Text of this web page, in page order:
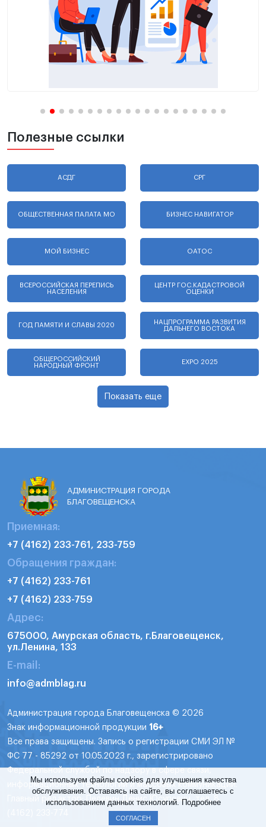
Полезные ссылки
АСДГ СРГ
ОБЩЕСТВЕННАЯ ПАЛАТА МО БИЗНЕС НАВИГАТОР
МОЙ БИЗНЕС ОАТОС
ВСЕРОССИЙСКАЯ ПЕРЕПИСЬ
НАСЕЛЕНИЯ
ЦЕНТР ГОС.КАДАСТРОВОЙ
ОЦЕНКИ
ГОД ПАМЯТИ И СЛАВЫ 2020
НАЦПРОГРАММА РАЗВИТИЯ
ДАЛЬНЕГО ВОСТОКА
ОБЩЕРОССИЙСКИЙ
НАРОДНЫЙ ФРОНТ
EXPO 2025
Показать еще
АДМИНИСТРАЦИЯ ГОРОДА
БЛАГОВЕЩЕНСКА
Приемная:
+7 (4162) 233-761, 233-759
Обращения граждан:
+7 (4162) 233-761
+7 (4162) 233-759
Адрес:
675000, Амурская область, г.Благовещенск,
ул.Ленина, 133
E-mail:
info@admblag.ru
Администрация города Благовещенска © 2026
Знак информационной продукции 16+
Все права защищены. Запись о регистрации СМИ ЭЛ №
ФС 77 - 85292 от 10.05.2023 г., зарегистрировано
Федеральной службой по надзору в сфере связи,
информационных технологий и массовых коммуникаций.
Главный редактор: Пелевин Денис Юсупович, тел. 8
Мы используем файлы cookies для улучшения качества
обслуживания. Оставаясь на сайте, вы соглашаетесь с
использованием данных технологий. Подробнее
СОГЛАСЕН